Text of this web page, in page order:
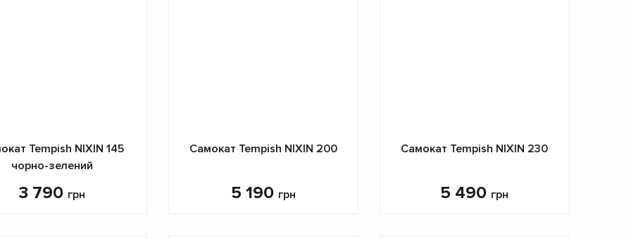
Tempish NIXIN 145
чорно-зелений
3 790 грн
Самокат Tempish NIXIN 200
5 190 грн
Самокат Tempish NIXIN 230
5 490 грн